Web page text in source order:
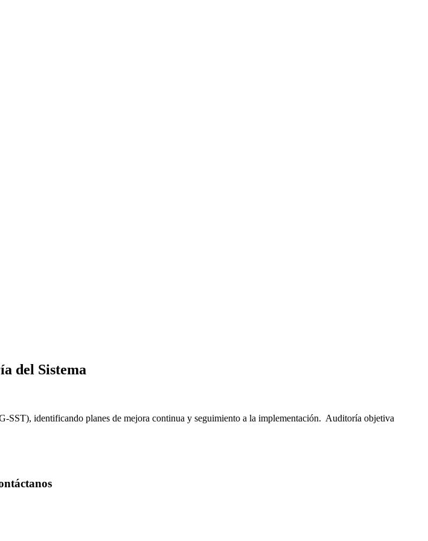
del Sistema
SST), identificando planes de mejora continua y seguimiento a la implementación. Auditoría objetiva